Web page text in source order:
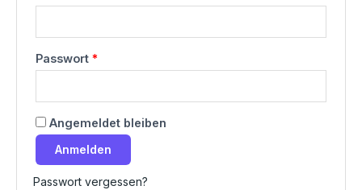
Passwort *
Angemeldet bleiben
Anmelden
Passwort vergessen?